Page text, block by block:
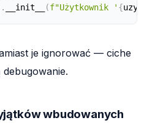
. __init__ (f"Użytkownik ' {
je ignorować — ciche
debugowanie.
wbudowanych